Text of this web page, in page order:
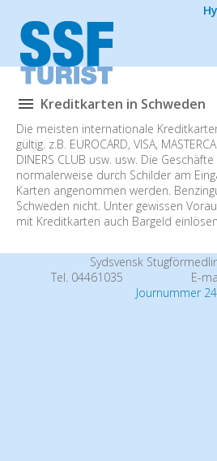
Kreditkarten in Schweden
Die meisten internationale
gültig. z.B. EUROCARD, VISA,
DINERS CLUB usw. usw. Die
normalerweise durch Schilder am
Karten angenommen werden.
Schweden nicht. Unter gewissen
mit Kreditkarten auch Bargeld
Sydsvensk
Tel. 04461035
E-
Journummer